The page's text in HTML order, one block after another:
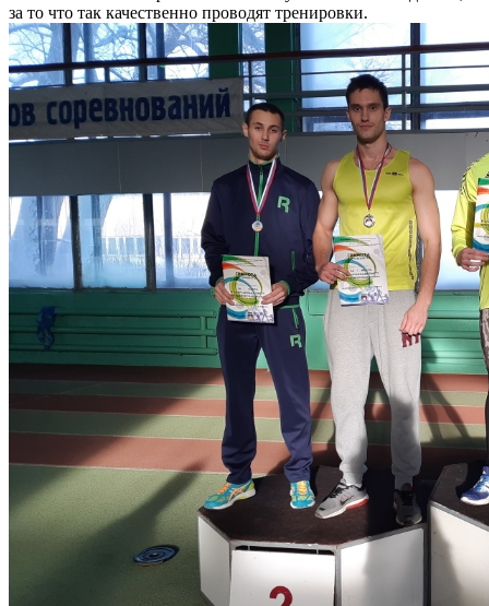
за то что так качественно проводят тренировки.